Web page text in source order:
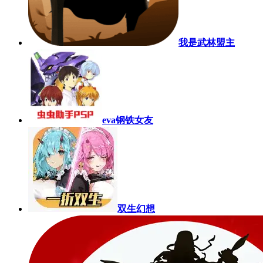
我是武林盟主
eva钢铁女友
双生幻想